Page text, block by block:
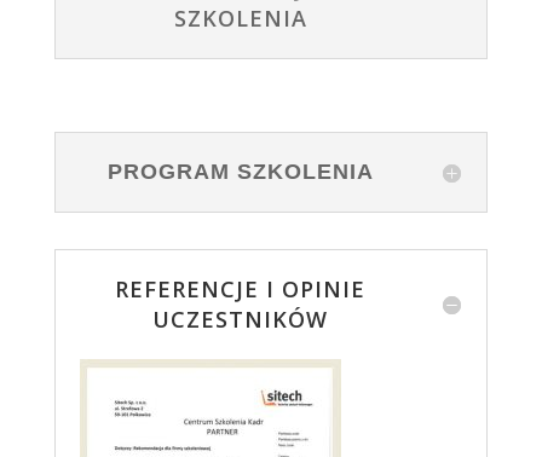
SZKOLENIA
PROGRAM SZKOLENIA
REFERENCJE I OPINIE
UCZESTNIKÓW